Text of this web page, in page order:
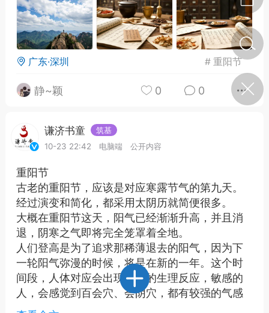
节返乡期间“闪
如何购买【理肺清瘟膏】
【养正护络膏】？
容平，顺时收
时精气
0
谷气行、营卫通：内经视角
下的脾胃调养要义
广东·深圳 #重阳节
静~颖 0 0
谦济书童
筑基
10-23 22:42
电脑端 公开内容
重阳节
古老的重阳节，应该是对应寒露节气的第九天。
经过演变和简化，都采用太阴历就简便很多。
大概在重阳节这天，阳气已经渐渐升高，并且消
退，阴寒之气即将完全笼罩着全地。
人们登高是为了追求那稀薄退去的阳气，因为下
一轮阳气弥漫的时候，将是在新的一年。这个时
间段，人体对应会出现相应的生理反应，敏感的
人，会感觉到百会穴、会阴穴，都有较强的气感
反应。